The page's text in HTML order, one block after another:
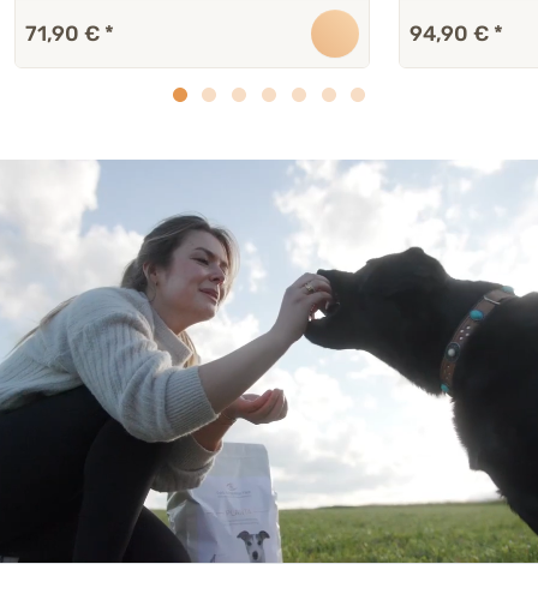
71,90 € * 94,90 € *